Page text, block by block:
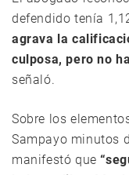
defendido tenía
agrava la
culposa, pero no
señaló.
Sobre los
Sampayo minutos
manifestó que